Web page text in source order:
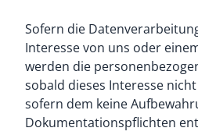
Sofern die
Interesse von uns oder
werden die
sobald dieses Interesse
sofern dem keine
Dokumentationspflichten